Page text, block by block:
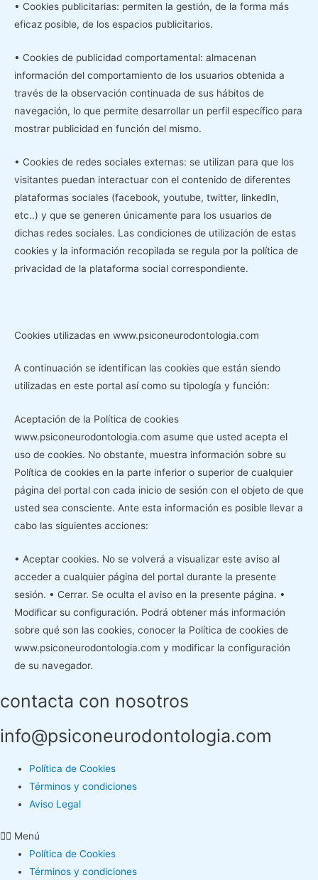
• Cookies publicitarias: permiten la gestión, de la forma más
eficaz posible, de los espacios publicitarios.
• Cookies de publicidad comportamental: almacenan
información del comportamiento de los usuarios obtenida a
través de la observación continuada de sus hábitos de
navegación, lo que permite desarrollar un perfil específico para
mostrar publicidad en función del mismo.
• Cookies de redes sociales externas: se utilizan para que los
visitantes puedan interactuar con el contenido de diferentes
plataformas sociales (facebook, youtube, twitter, linkedIn,
etc..) y que se generen únicamente para los usuarios de
dichas redes sociales. Las condiciones de utilización de estas
cookies y la información recopilada se regula por la política de
privacidad de la plataforma social correspondiente.
Cookies utilizadas en www.psiconeurodontologia.com
A continuación se identifican las cookies que están siendo
utilizadas en este portal así como su tipología y función:
Aceptación de la Política de cookies
www.psiconeurodontologia.com asume que usted acepta el
uso de cookies. No obstante, muestra información sobre su
Política de cookies en la parte inferior o superior de cualquier
página del portal con cada inicio de sesión con el objeto de que
usted sea consciente. Ante esta información es posible llevar a
cabo las siguientes acciones:
• Aceptar cookies. No se volverá a visualizar este aviso al
acceder a cualquier página del portal durante la presente
sesión. • Cerrar. Se oculta el aviso en la presente página. •
Modificar su configuración. Podrá obtener más información
sobre qué son las cookies, conocer la Política de cookies de
www.psiconeurodontologia.com y modificar la configuración
de su navegador.
contacta con nosotros
info@psiconeurodontologia.com
Política de Cookies
Términos y condiciones
Aviso Legal
Menú
Política de Cookies
Términos y condiciones